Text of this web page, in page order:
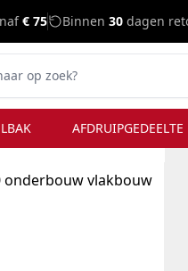
€ 75 Binnen 30 dagen
AFDRUIPGEDEELTE